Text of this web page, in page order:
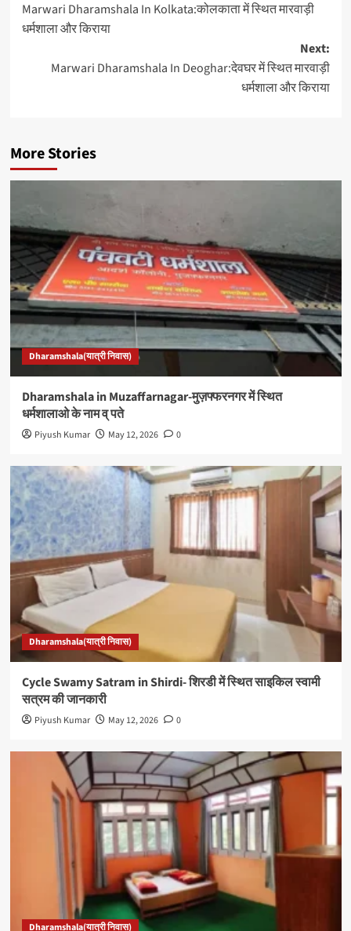
Marwari Dharamshala In Kolkata:कोलकाता में स्थित मारवाड़ी
धर्मशाला और किराया
Next:
Marwari Dharamshala In Deoghar:देवघर में स्थित मारवाड़ी
धर्मशाला और किराया
More Stories
Dharamshala(यात्री निवास)
Dharamshala in Muzaffarnagar-मुज़फ्फरनगर में स्थित
धर्मशालाओ के नाम व् पते
Piyush Kumar May 12, 2026 0
Dharamshala(यात्री निवास)
Cycle Swamy Satram in Shirdi- शिरडी में स्थित साइकिल स्वामी
सत्रम की जानकारी
Piyush Kumar May 12, 2026 0
Dharamshala(यात्री निवास)